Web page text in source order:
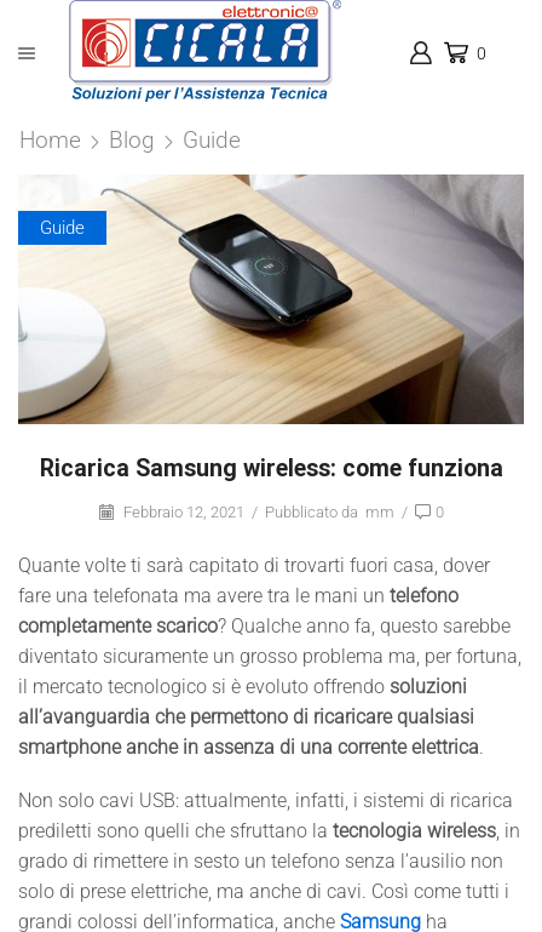
0
Home Blog Guide
Guide
Ricarica Samsung wireless: come funziona
Febbraio 12, 2021 / Pubblicato da mm / 0
Quante volte ti sarà capitato di trovarti fuori casa, dover
fare una telefonata ma avere tra le mani un telefono
completamente scarico? Qualche anno fa, questo sarebbe
diventato sicuramente un grosso problema ma, per fortuna,
il mercato tecnologico si è evoluto offrendo soluzioni
all’avanguardia che permettono di ricaricare qualsiasi
smartphone anche in assenza di una corrente elettrica.
Non solo cavi USB: attualmente, infatti, i sistemi di ricarica
prediletti sono quelli che sfruttano la tecnologia wireless, in
grado di rimettere in sesto un telefono senza l’ausilio non
solo di prese elettriche, ma anche di cavi. Così come tutti i
grandi colossi dell’informatica, anche Samsung ha